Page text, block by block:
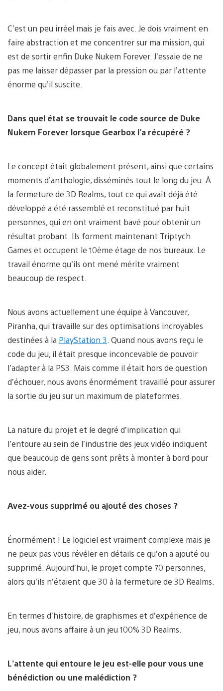
C’est un peu irréel mais je fais avec. Je dois vraiment en
faire abstraction et me concentrer sur ma mission, qui
est de sortir enfin Duke Nukem Forever. J’essaie de ne
pas me laisser dépasser par la pression ou par l’attente
énorme qu’il suscite.
Dans quel état se trouvait le code source de Duke
Nukem Forever lorsque Gearbox l’a récupéré ?
Le concept était globalement présent, ainsi que certains
moments d’anthologie, disséminés tout le long du jeu. À
la fermeture de 3D Realms, tout ce qui avait déjà été
développé a été rassemblé et reconstitué par huit
personnes, qui en ont vraiment bavé pour obtenir un
résultat probant. Ils forment maintenant Triptych
Games et occupent le 10ème étage de nos bureaux. Le
travail énorme qu’ils ont mené mérite vraiment
beaucoup de respect.
Nous avons actuellement une équipe à Vancouver,
Piranha, qui travaille sur des optimisations incroyables
destinées à la PlayStation 3 . Quand nous avons reçu le
code du jeu, il était presque inconcevable de pouvoir
l’adapter à la PS3. Mais comme il était hors de question
d’échouer, nous avons énormément travaillé pour assurer
la sortie du jeu sur un maximum de plateformes.
La nature du projet et le degré d’implication qui
l’entoure au sein de l’industrie des jeux vidéo indiquent
que beaucoup de gens sont prêts à monter à bord pour
nous aider.
Avez-vous supprimé ou ajouté des choses ?
Énormément ! Le logiciel est vraiment complexe mais je
ne peux pas vous révéler en détails ce qu’on a ajouté ou
supprimé. Aujourd’hui, le projet compte 70 personnes,
alors qu’ils n’étaient que 30 à la fermeture de 3D Realms.
En termes d’histoire, de graphismes et d’expérience de
jeu, nous avons affaire à un jeu 100% 3D Realms.
L’attente qui entoure le jeu est-elle pour vous une
bénédiction ou une malédiction ?